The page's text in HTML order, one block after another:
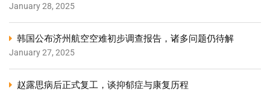
January 28, 2025
韩国公布济州航空空难初步调查报告，诸多问题仍待解
January 27, 2025
赵露思病后正式复工，谈抑郁症与康复历程